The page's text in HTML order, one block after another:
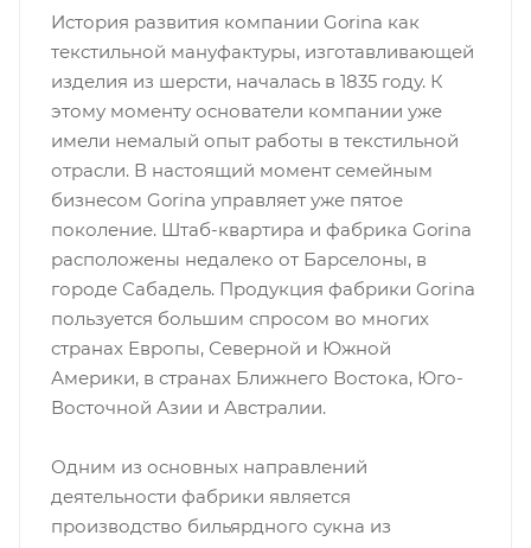
История развития компании Gorina как
текстильной мануфактуры, изготавливающей
изделия из шерсти, началась в 1835 году. К
этому моменту основатели компании уже
имели немалый опыт работы в текстильной
отрасли. В настоящий момент семейным
бизнесом Gorina управляет уже пятое
поколение. Штаб-квартира и фабрика Gorina
расположены недалеко от Барселоны, в
городе Сабадель. Продукция фабрики Gorina
пользуется большим спросом во многих
странах Европы, Северной и Южной
Америки, в странах Ближнего Востока, Юго-
Восточной Азии и Австралии.
Одним из основных направлений
деятельности фабрики является
производство бильярдного сукна из